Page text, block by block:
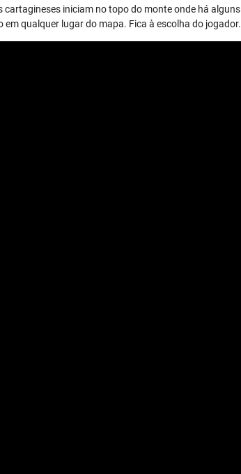
iniciam no topo do monte onde há
qualquer lugar do mapa. Fica à escolha do jogador.